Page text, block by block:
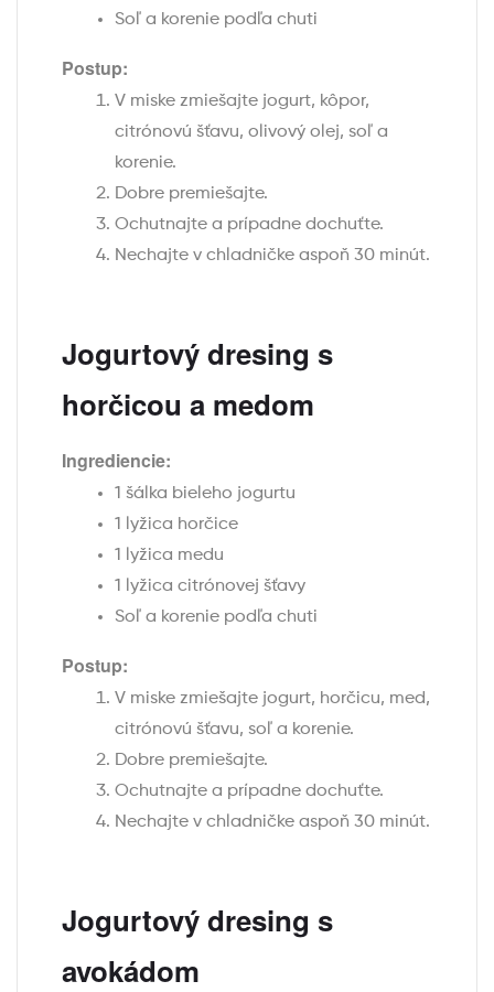
Soľ a korenie podľa chuti
Postup:
V miske zmiešajte jogurt, kôpor,
citrónovú šťavu, olivový olej, soľ a
korenie.
Dobre premiešajte.
Ochutnajte a prípadne dochuťte.
Nechajte v chladničke aspoň 30 minút.
Jogurtový dresing s
horčicou a medom
Ingrediencie:
1 šálka bieleho jogurtu
1 lyžica horčice
1 lyžica medu
1 lyžica citrónovej šťavy
Soľ a korenie podľa chuti
Postup:
V miske zmiešajte jogurt, horčicu, med,
citrónovú šťavu, soľ a korenie.
Dobre premiešajte.
Ochutnajte a prípadne dochuťte.
Nechajte v chladničke aspoň 30 minút.
Jogurtový dresing s
avokádom